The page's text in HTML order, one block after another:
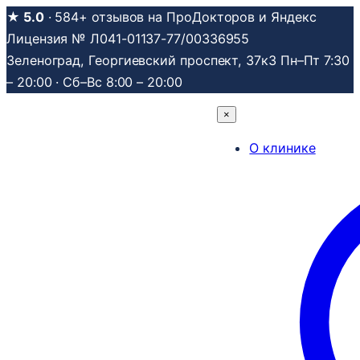
Перейти
к
содержимому
★ 5.0· 584+ отзывов на ПроДокторов и Яндекс
Лицензия № Л041-01137-77/00336955
Зеленоград, Георгиевский проспект, 37к3 Пн–Пт 7:30
– 20:00 · Сб–Вс 8:00 – 20:00
×
О клинике